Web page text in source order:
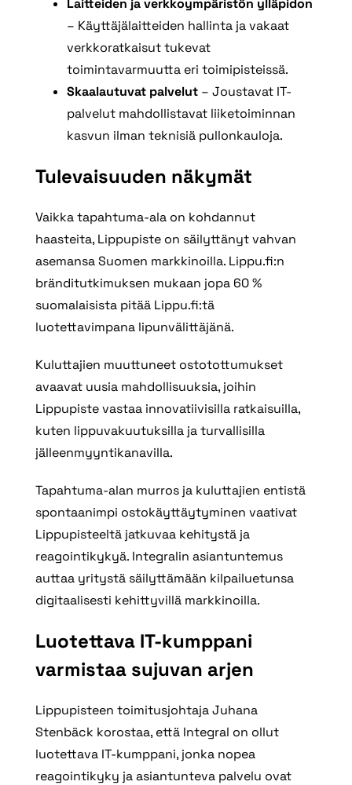
Laitteiden ja verkkoympäristön ylläpidon
– Käyttäjälaitteiden hallinta ja vakaat
verkkoratkaisut tukevat
toimintavarmuutta eri toimipisteissä.
Skaalautuvat palvelut– Joustavat IT-
palvelut mahdollistavat liiketoiminnan
kasvun ilman teknisiä pullonkauloja.
Tulevaisuuden näkymät
Vaikka tapahtuma-ala on kohdannut
haasteita, Lippupiste on säilyttänyt vahvan
asemansa Suomen markkinoilla. Lippu.fi:n
bränditutkimuksen mukaan jopa 60 %
suomalaisista pitää Lippu.fi:tä
luotettavimpana lipunvälittäjänä.
Kuluttajien muuttuneet ostotottumukset
avaavat uusia mahdollisuuksia, joihin
Lippupiste vastaa innovatiivisilla ratkaisuilla,
kuten lippuvakuutuksilla ja turvallisilla
jälleenmyyntikanavilla.
Tapahtuma-alan murros ja kuluttajien entistä
spontaanimpi ostokäyttäytyminen vaativat
Lippupisteeltä jatkuvaa kehitystä ja
reagointikykyä. Integralin asiantuntemus
auttaa yritystä säilyttämään kilpailuetunsa
digitaalisesti kehittyvillä markkinoilla.
Luotettava IT-kumppani
varmistaa sujuvan arjen
Lippupisteen toimitusjohtaja Juhana
Stenbäck korostaa, että Integral on ollut
luotettava IT-kumppani, jonka nopea
reagointikyky ja asiantunteva palvelu ovat